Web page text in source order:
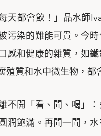
天都會飲！」品水師
污染的難能可貴。今
感和健康的雜質，如
殖質和水中微生物，
不開「看、聞、喝」
潤飽滿。再聞一聞，